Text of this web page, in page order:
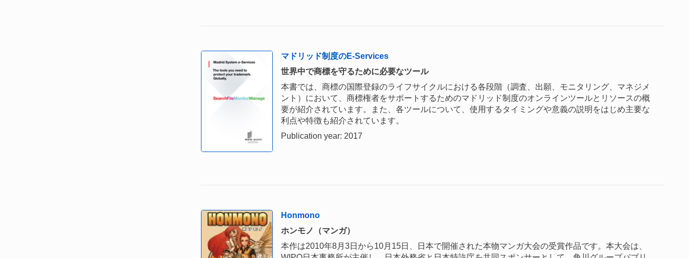
マドリッド制度のE-Services
世界中で商標を守るために必要なツール
本書では、商標の国際登録のライフサイクルにおける各段階（調査、出願、モニタリング、マネジメ
ント）において、商標権者をサポートするためのマドリッド制度のオンラインツールとリソースの概
要が紹介されています。また、各ツールについて、使用するタイミングや意義の説明をはじめ主要な
利点や特徴も紹介されています。
Publication year: 2017
Honmono
ホンモノ（マンガ）
本作は2010年8月3日から10月15日、日本で開催された本物マンガ大会の受賞作品です。本大会は、